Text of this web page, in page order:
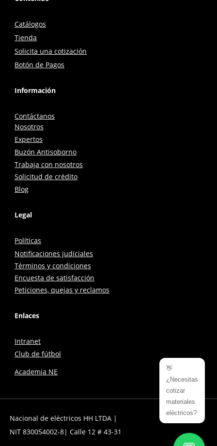
Catálogos
Tienda
Solicita una cotización
Botón de Pagos
Información
Contáctanos
Nosotros
Expertos
Buzón Antisoborno
Trabaja con nosotros
Solicitud de crédito
Blog
Legal
Políticas
Notificaciones judiciales
Términos y condiciones
Encuesta de satisfacción
Peticiones, quejas y reclamos
Enlaces
Intranet
Club de fútbol
Academia NE
👋
¿Necesitas
cotizar
materiales
eléctricos?
Nacional de eléctricos HH LTDA |
NIT 830054002-8| Calle 12 # 43-31